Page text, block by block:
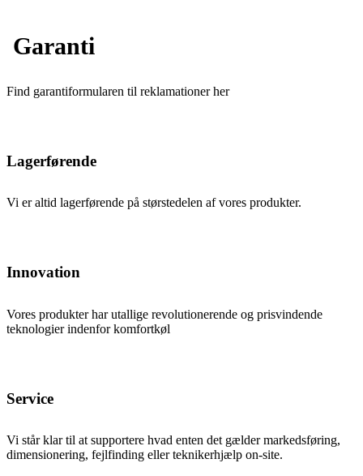
Garanti
Find garantiformularen til reklamationer her
Lagerførende
Vi er altid lagerførende på størstedelen af vores produkter.
Innovation
Vores produkter har utallige revolutionerende og prisvindende
teknologier indenfor komfortkøl
Service
Vi står klar til at supportere hvad enten det gælder markedsføring,
dimensionering, fejlfinding eller teknikerhjælp on-site.